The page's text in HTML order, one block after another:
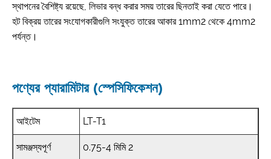
স্থাপনের বৈশিষ্ট্য রয়েছে, লিভার বন্ধ করার সময় তারের ছিনতাই করা যেতে পারে।
হট বিক্রয় তারের সংযোগকারীগুলি সংযুক্ত তারের আকার 1mm2 থেকে 4mm2
পর্যন্ত।
পণ্যের প্যারামিটার (স্পেসিফিকেশন)
আইটেম LT-T1
সামঞ্জস্যপূর্ণ 0.75-4 মিমি 2